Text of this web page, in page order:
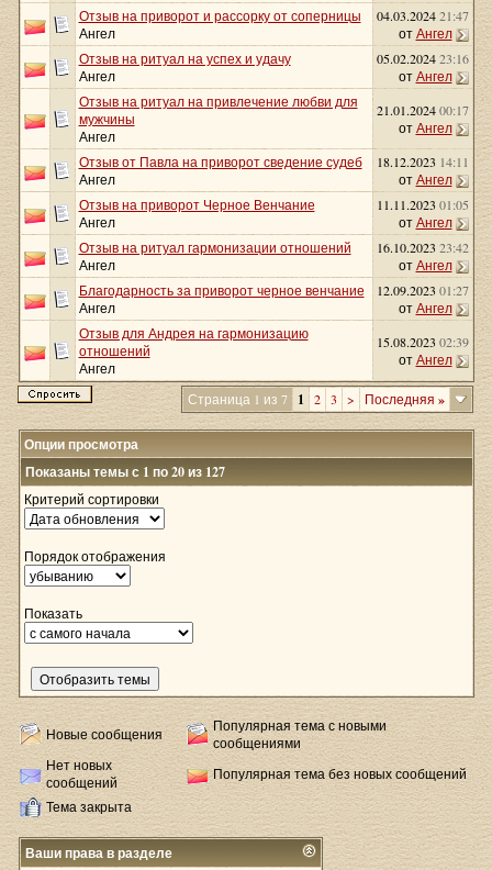
Отзыв на приворот и рассорку от соперницы
Ангел
04.03.202421:47
отАнгел
Отзыв на ритуал на успех и удачу
Ангел
05.02.202423:16
отАнгел
Отзыв на ритуал на привлечение любви для
мужчины
Ангел
21.01.202400:17
отАнгел
Отзыв от Павла на приворот сведение судеб
Ангел
18.12.2023 14:11
отАнгел
Отзыв на приворот Черное Венчание
Ангел
11.11.2023 01:05
отАнгел
Отзыв на ритуал гармонизации отношений
Ангел
16.10.2023 23:42
отАнгел
Благодарность за приворот черное венчание
Ангел
12.09.2023 01:27
отАнгел
Отзыв для Андрея на гармонизацию
отношений
Ангел
15.08.2023 02:39
отАнгел
Страница 1 из 7 1 2 3 > Последняя»
Опции просмотра
Показаны темы с 1 по 20 из 127
Критерий сортировки
Порядок отображения
Показать
Новые сообщения
Популярная тема с новыми
сообщениями
Нет новых
сообщений
Популярная тема без новых сообщений
Тема закрыта
Ваши права в разделе